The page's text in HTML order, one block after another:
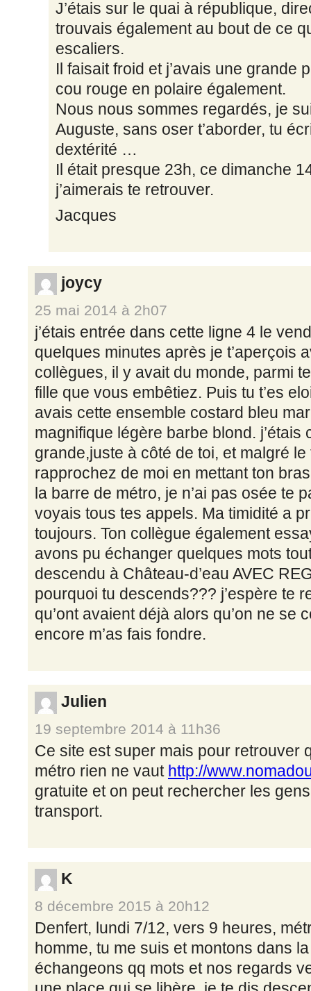
J’étais sur le quai à république,
trouvais également au bout de ce
escaliers.
Il faisait froid et j’avais une grande
cou rouge en polaire également.
Nous nous sommes regardés, je
Auguste, sans oser t’aborder, tu
dextérité …
Il était presque 23h, ce dimanche
j’aimerais te retrouver.
Jacques
joycy
25 mai 2014 à 2h07
j’étais entrée dans cette ligne 4 le
quelques minutes après je t’aperçois
collègues, il y avait du monde, parmi
fille que vous embêtiez. Puis tu t’es
avais cette ensemble costard bleu
magnifique légère barbe blond. j’étais
grande,juste à côté de toi, et malgré
rapprochez de moi en mettant ton
la barre de métro, je n’ai pas osée te
voyais tous tes appels. Ma timidité a
toujours. Ton collègue également
avons pu échanger quelques mots
descendu à Château-d’eau AVEC
pourquoi tu descends??? j’espère te
qu’ont avaient déjà alors qu’on ne se
encore m’as fais fondre.
Julien
19 septembre 2014 à 11h36
Ce site est super mais pour retrouver
métro rien ne vaut http://
gratuite et on peut rechercher les
transport.
K
8 décembre 2015 à 20h12
Denfert, lundi 7/12, vers 9 heures,
homme, tu me suis et montons dans
échangeons qq mots et nos regards